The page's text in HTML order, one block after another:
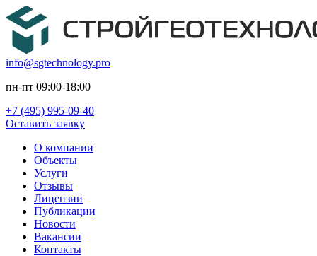
info@sgtechnology.pro
пн-пт 09:00-18:00
+7 (495) 995-09-40
Оставить заявку
О компании
Объекты
Услуги
Отзывы
Лицензии
Публикации
Новости
Вакансии
Контакты